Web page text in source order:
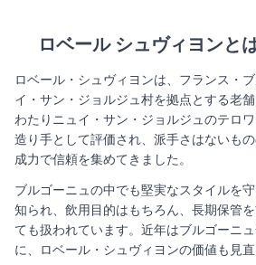
ロベール シュヴィヨンと
ロベール・シュヴィヨンは、フランス・
イ・サン・ジョルジュ村を拠点とする老
わたりニュイ・サン・ジョルジュのテロ
造り手として評価され、派手さはないも
成力で信頼を集めてきました。
ブルゴーニュの中でも堅実なスタイルを
知られ、飲用目的はもちろん、長期保管
ても扱われています。近年はブルゴーニ
に、ロベール・シュヴィヨンの価値も見直